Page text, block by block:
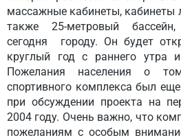
массажные кабинеты, кабинеты
также 25-метровый
сегодня городу. Он будет
круглый год с раннего утра
Пожелания населения о
спортивного комплекса был
при обсуждении проекта на
2004 году. Очень важно, что
пожеланиям с особым